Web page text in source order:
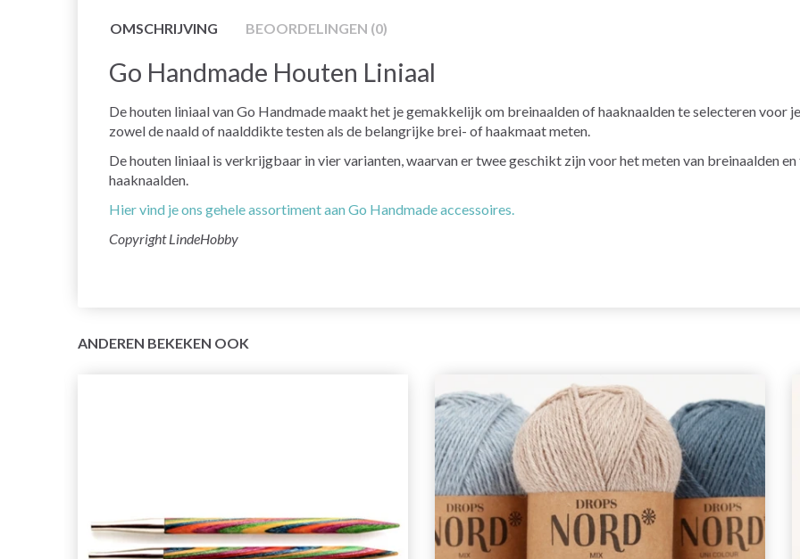
OMSCHRIJVING BEOORDELINGEN (0)
Go Handmade Houten Liniaal
De houten liniaal van Go Handmade maakt het je gemakkelijk om breinaalden of haaknaalden te selecteren voor
zowel de naald of naalddikte testen als de belangrijke brei- of haakmaat meten.
De houten liniaal is verkrijgbaar in vier varianten, waarvan er twee geschikt zijn voor het meten van breinaalden
haaknaalden.
Hier vind je ons gehele assortiment aan Go Handmade accessoires.
Copyright LindeHobby
ANDEREN BEKEKEN OOK